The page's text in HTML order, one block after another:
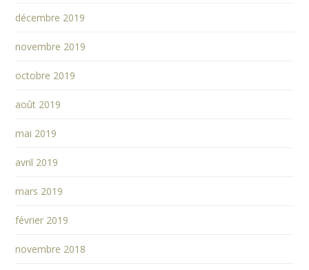
décembre 2019
novembre 2019
octobre 2019
août 2019
mai 2019
avril 2019
mars 2019
février 2019
novembre 2018